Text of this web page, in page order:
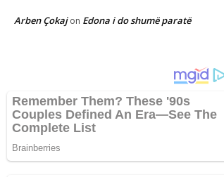
Arben Çokajon Edona i do shumë paratë